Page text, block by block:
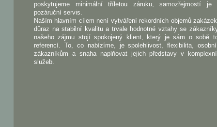
poskytujeme minimální tříletou záruku, samozřejmostí
pozáruční servis.
Naším hlavním cílem není vytváření rekordních objemů
důraz na stabilní kvalitu a trvale hodnotné vztahy se
našeho zájmu stojí spokojený klient, který je sám o sobě
referencí. To, co nabízíme, je spolehlivost, flexibilita,
zákazníkům a snaha naplňovat jejich představy v
služeb.